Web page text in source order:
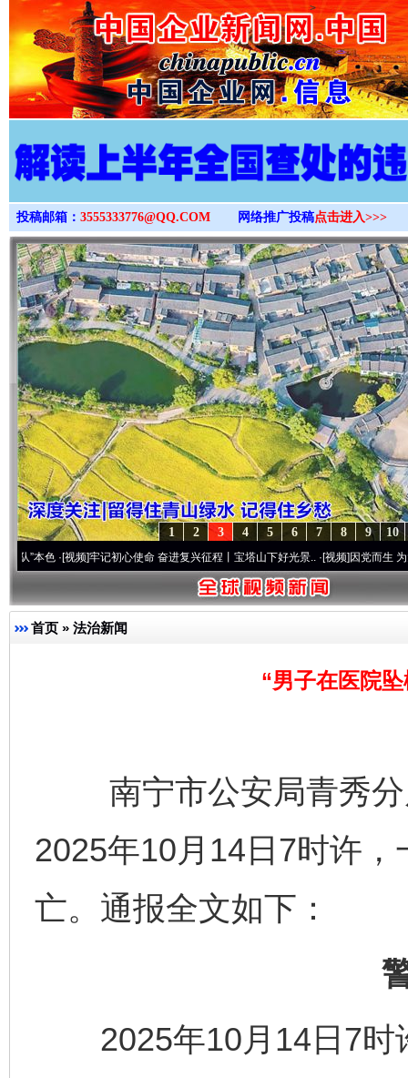
>
投稿邮箱： 3555333776@QQ.COM 网络推广投稿点击进入>>>
10
9
8
7
6
5
4
3
2
1
·[视频]牢记初心使命 奋进复兴征程丨宝塔山下好光景..·[视频]因党而生 为党而战——
首页 » 法治新闻
“男子在医院
南宁市公安局青秀分
2025年10月14日7时许
亡。通报全文如下：
2025年10月14日7时